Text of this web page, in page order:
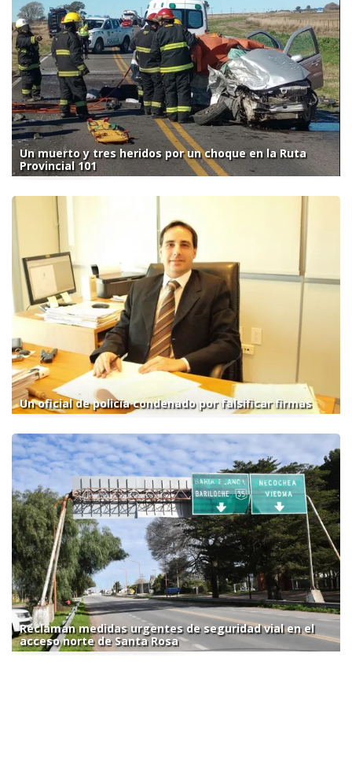
Un muerto y tres heridos por un choque en la Ruta
Provincial 101
Un oficial de policía condenado por falsificar firmas
Reclaman medidas urgentes de seguridad vial en el
acceso norte de Santa Rosa